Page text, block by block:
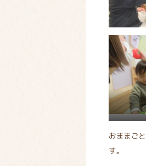
おままご
す。